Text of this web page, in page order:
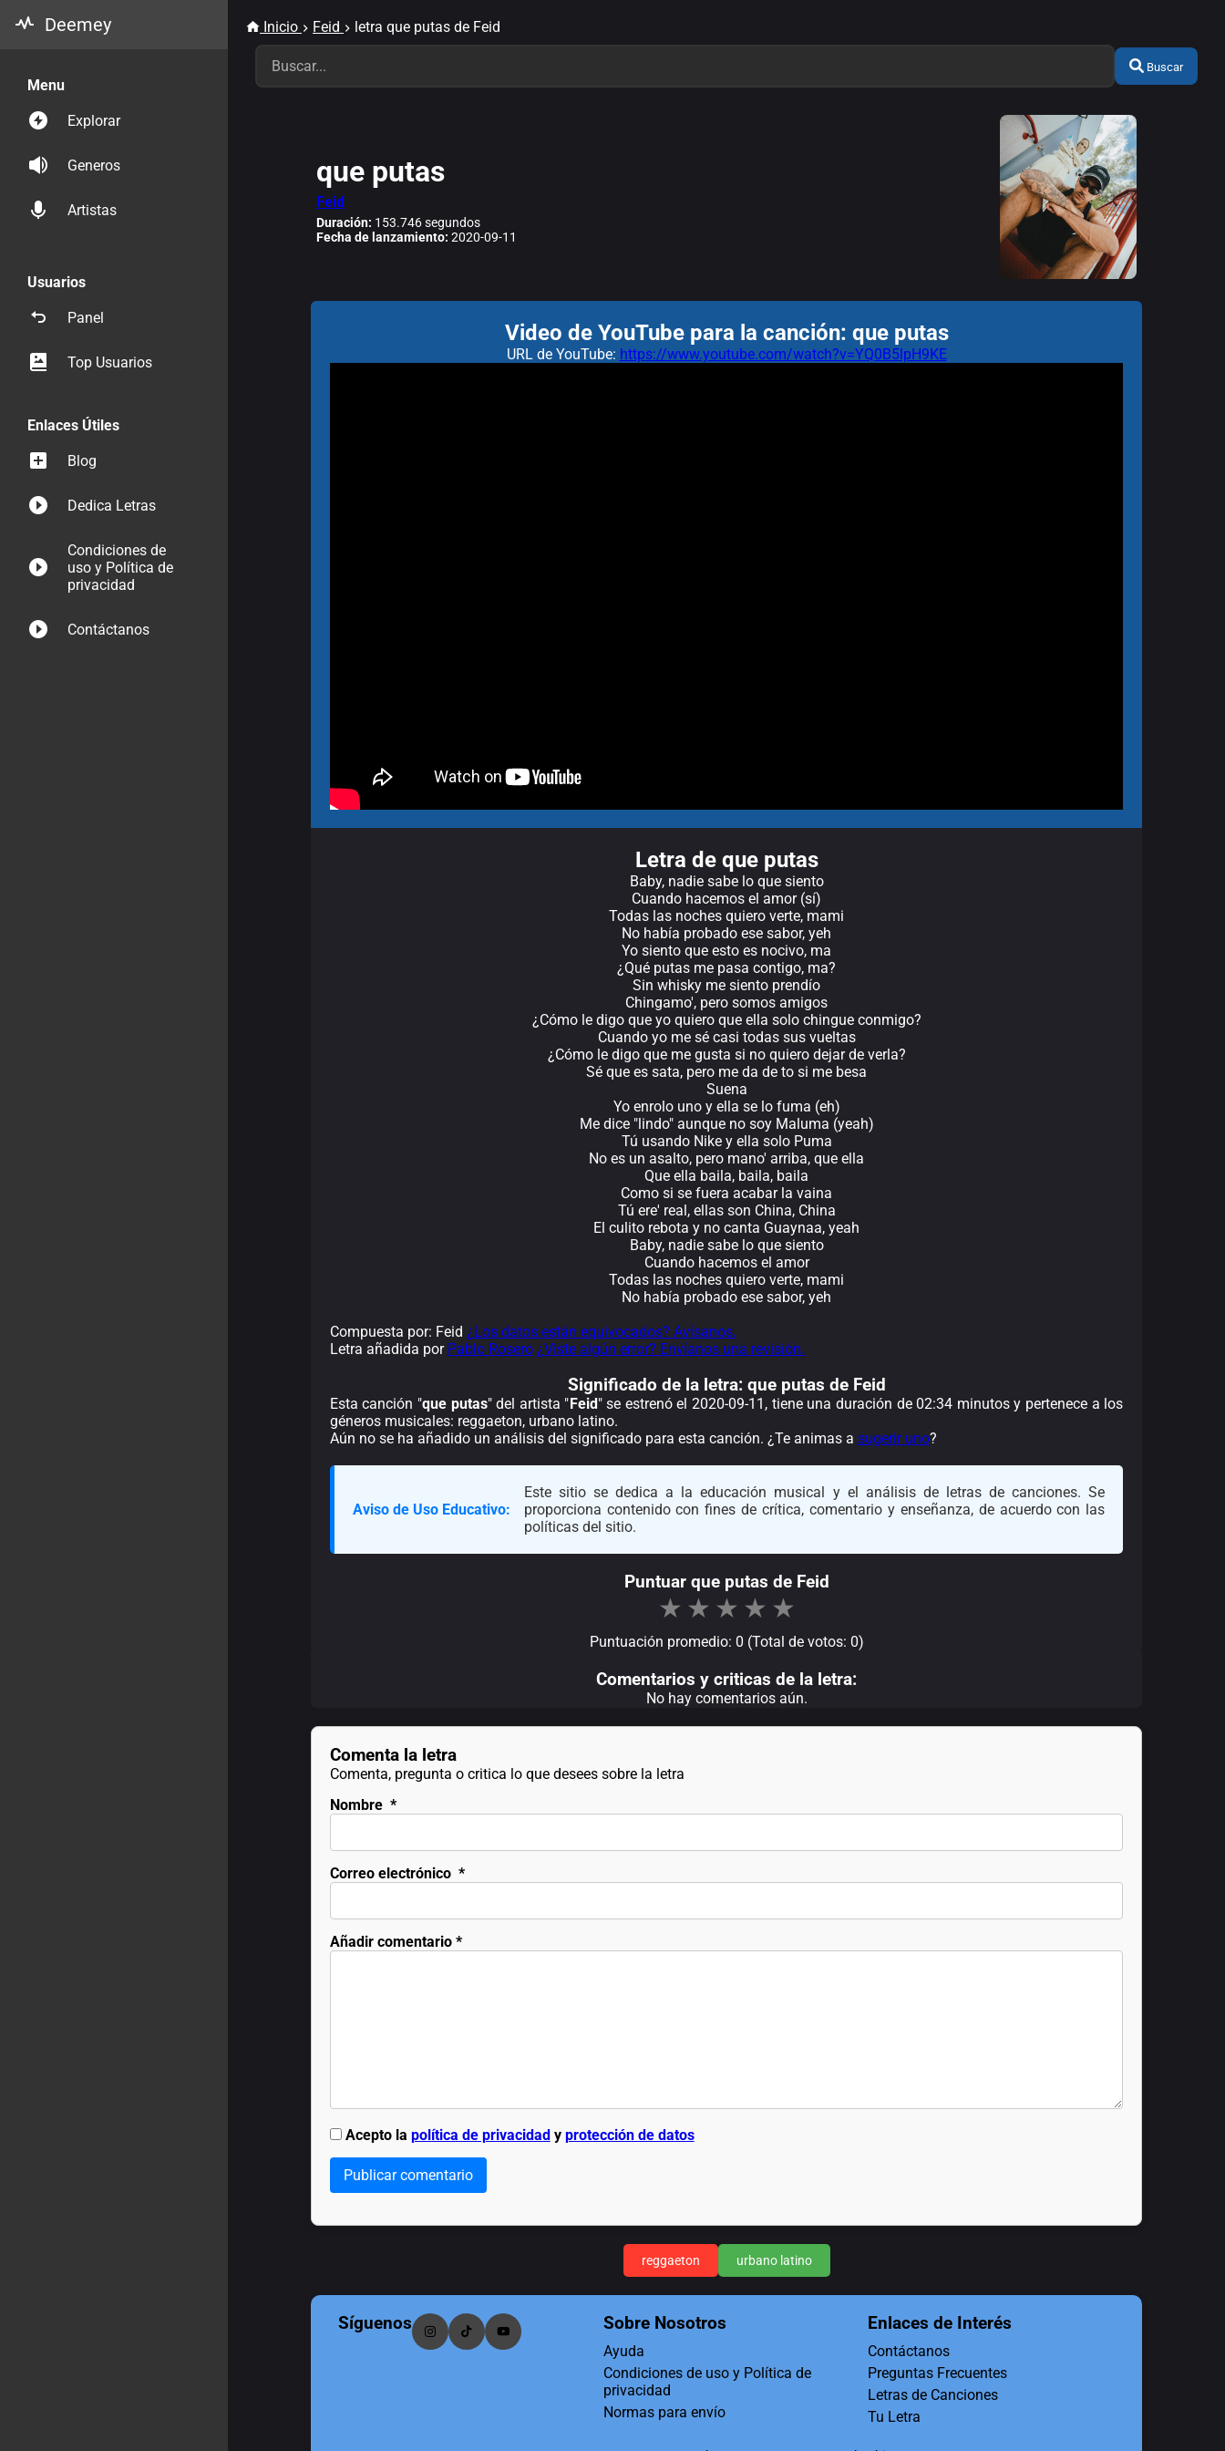
Deemey
Menu
Explorar
Generos
Artistas
Usuarios
Panel
Top Usuarios
Enlaces Útiles
Blog
Dedica Letras
Condiciones de
uso y Política de
privacidad
Contáctanos
Inicio Feid letra que putas de Feid
Buscar
que putas
Feid
Duración: 153.746 segundos
Fecha de lanzamiento: 2020-09-11
Video de YouTube para la canción: que putas
URL de YouTube: https://www.youtube.com/watch?v=YQ0B5lpH9KE
Letra de que putas
Baby, nadie sabe lo que siento
Cuando hacemos el amor (sí)
Todas las noches quiero verte, mami
No había probado ese sabor, yeh
Yo siento que esto es nocivo, ma
¿Qué putas me pasa contigo, ma?
Sin whisky me siento prendío
Chingamo', pero somos amigos
¿Cómo le digo que yo quiero que ella solo chingue conmigo?
Cuando yo me sé casi todas sus vueltas
¿Cómo le digo que me gusta si no quiero dejar de verla?
Sé que es sata, pero me da de to si me besa
Suena
Yo enrolo uno y ella se lo fuma (eh)
Me dice "lindo" aunque no soy Maluma (yeah)
Tú usando Nike y ella solo Puma
No es un asalto, pero mano' arriba, que ella
Que ella baila, baila, baila
Como si se fuera acabar la vaina
Tú ere' real, ellas son China, China
El culito rebota y no canta Guaynaa, yeah
Baby, nadie sabe lo que siento
Cuando hacemos el amor
Todas las noches quiero verte, mami
No había probado ese sabor, yeh
Compuesta por: Feid ¿Los datos están equivocados? Avísanos.
Letra añadida por Pablo Rosero ¿Viste algún error? Envíanos una revisión.
Significado de la letra: que putas de Feid
Esta canción "que putas" del artista "Feid" se estrenó el 2020-09-11, tiene una duración de 02:34 minutos y pertenece a los
géneros musicales: reggaeton, urbano latino.
Aún no se ha añadido un análisis del significado para esta canción. ¿Te animas a sugerir uno?
Aviso de Uso Educativo:
Este sitio se dedica a la educación musical y el análisis de letras de canciones. Se
proporciona contenido con fines de crítica, comentario y enseñanza, de acuerdo con las
políticas del sitio.
Puntuar que putas de Feid
★ ★ ★ ★ ★
Puntuación promedio: 0 (Total de votos: 0)
Comentarios y criticas de la letra:
No hay comentarios aún.
Comenta la letra
Comenta, pregunta o critica lo que desees sobre la letra
Nombre *
Correo electrónico *
Añadir comentario*
Acepto la política de privacidady protección de datos
Publicar comentario
reggaeton urbano latino
Síguenos Sobre Nosotros
Ayuda
Condiciones de uso y Política de
privacidad
Normas para envío
Enlaces de Interés
Contáctanos
Preguntas Frecuentes
Letras de Canciones
Tu Letra